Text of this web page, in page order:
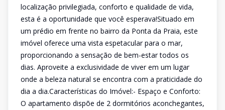
localização privilegiada, conforto e qualidade de vida,
esta é a oportunidade que você esperava!Situado em
um prédio em frente no bairro da Ponta da Praia, este
imóvel oferece uma vista espetacular para o mar,
proporcionando a sensação de bem-estar todos os
dias. Aproveite a exclusividade de viver em um lugar
onde a beleza natural se encontra com a praticidade do
dia a dia.Características do Imóvel:- Espaço e Conforto:
O apartamento dispõe de 2 dormitórios aconchegantes,